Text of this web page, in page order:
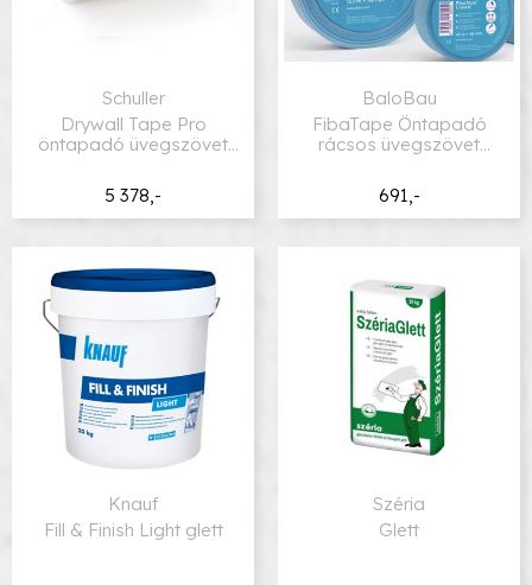
5 378,-
Schuller
Drywall Tape Pro
öntapadó üvegszövet
691,-
BaloBau
FibaTape Öntapadó
rácsos üvegszövet
Knauf
Fill & Finish Light glett
Széria
Glett